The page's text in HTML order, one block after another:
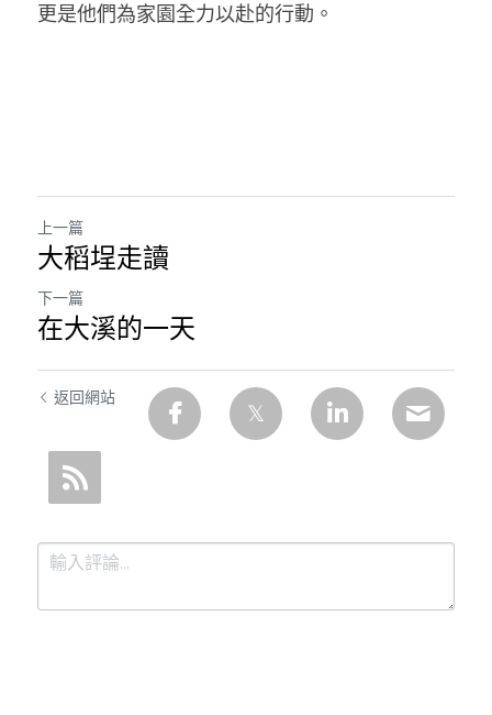
更是他們為家園全力以赴的行動。
上一篇
大稻埕走讀
下一篇
在大溪的一天
返回網站